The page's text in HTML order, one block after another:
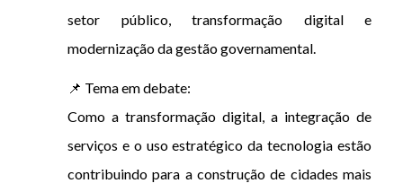
setor público, transformação digital e
modernização da gestão governamental.
📌 Tema em debate:
Como a transformação digital, a integração de
serviços e o uso estratégico da tecnologia estão
contribuindo para a construção de cidades mais